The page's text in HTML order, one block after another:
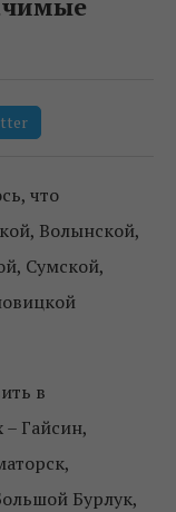
что
Волынской,
Сумской,
в
Гайсин,
Бурлук,